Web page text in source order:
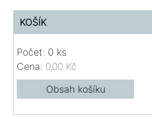
KOŠÍK
Počet: 0 ks
Cena: 0,00 Kč
Obsah košíku